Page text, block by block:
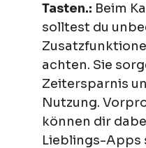
Tasten.: Beim
solltest du
achten. Sie
Zeitersparnis
Nutzung.
können dir
Lieblings-Apps